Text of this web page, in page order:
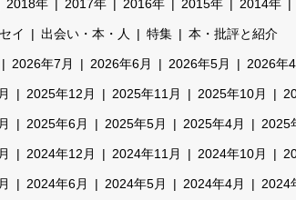
2018年 2017年 2016年 2015年 2014年
イ 出会い・本・人 特集 本・批評と紹介
2026年7月 2026年6月 2026年5月 2026年
2025年12月 2025年11月 2025年10月
2025年6月 2025年5月 2025年4月 2025
2024年12月 2024年11月 2024年10月
2024年6月 2024年5月 2024年4月 2024